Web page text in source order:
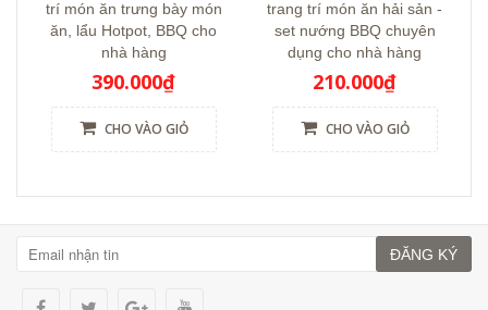
trí món ăn trưng bày món
ăn, lẩu Hotpot, BBQ cho
nhà hàng
390.000₫
CHO VÀO GIỎ
trang trí món ăn hải sản -
set nướng BBQ chuyên
dụng cho nhà hàng
210.000₫
CHO VÀO GIỎ
ĐĂNG KÝ